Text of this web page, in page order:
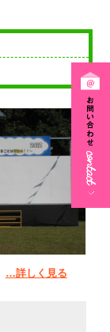
…詳しく見る